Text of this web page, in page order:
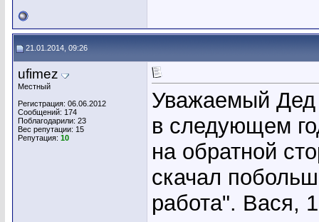
21.01.2014, 09:26
ufimez
Местный
Регистрация: 06.06.2012
Сообщений: 174
Поблагодарили: 23
Вес репутации: 15
Репутация: 10
Уважаемый Дед
в следующем
на обратной
скачал
работа". Вася,